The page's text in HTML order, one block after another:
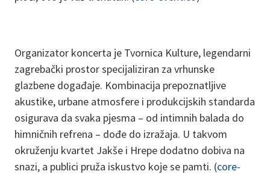
Organizator koncerta je Tvornica Kulture, legendarni
zagrebački prostor specijaliziran za vrhunske
glazbene događaje. Kombinacija prepoznatljive
akustike, urbane atmosfere i produkcijskih standarda
osigurava da svaka pjesma – od intimnih balada do
himničnih refrena – dođe do izražaja. U takvom
okruženju kvartet Jakše i Hrepe dodatno dobiva na
snazi, a publici pruža iskustvo koje se pamti. (core-